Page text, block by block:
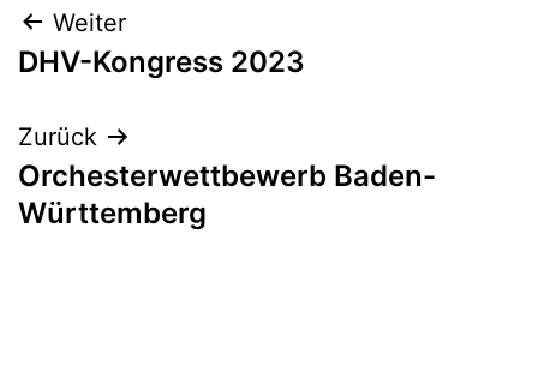
Beitragsnavigation
Weiter
DHV-Kongress 2023
Zurück
Orchesterwettbewerb Baden-
Württemberg